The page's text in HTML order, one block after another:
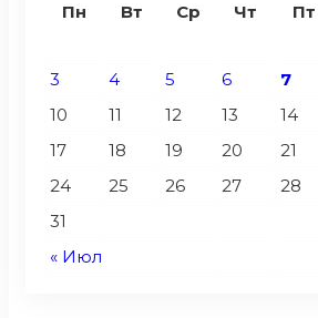
Пн
Вт Ср Чт Пт
« Июл
3
4 5 6 7
10
11 12 13 14
17
18 19 20 21
24
25 26 27 28
31